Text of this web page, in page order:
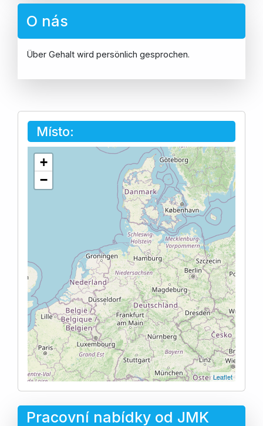
O nás
Über Gehalt wird persönlich gesprochen.
Místo:
+
−
Leaflet
Pracovní nabídky od JMK